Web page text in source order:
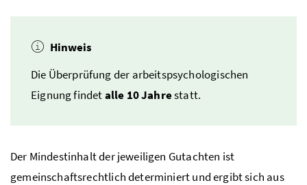
Hinweis
Die Überprüfung der arbeitspsychologischen
Eignung findetalle 10 Jahrestatt.
Der Mindestinhalt der jeweiligen Gutachten ist
gemeinschaftsrechtlich determiniert und ergibt sich aus